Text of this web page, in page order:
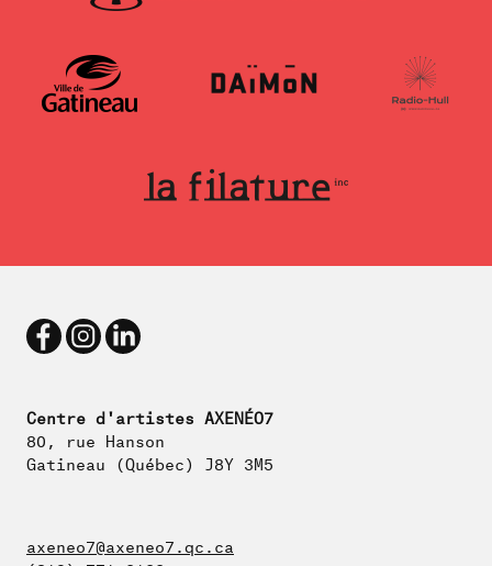
Centre d'artistes AXENÉO7
80, rue Hanson
Gatineau (Québec) J8Y 3M5
axeneo7@axeneo7.qc.ca